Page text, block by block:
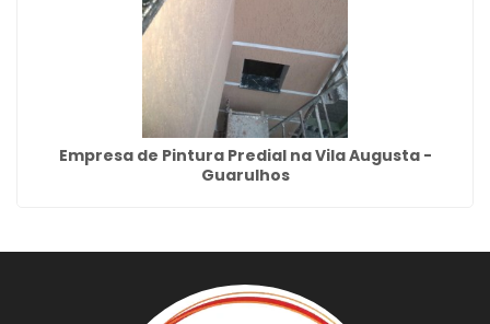
Empresa de Pintura Predial na Vila Augusta -
Guarulhos